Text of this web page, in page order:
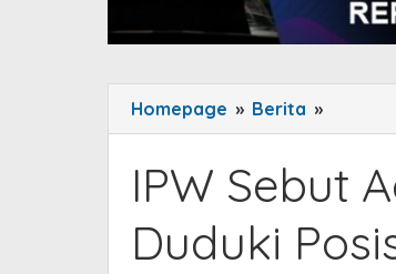
Homepage » Berita »
Sebut
Tiga
Pas
IPW Sebut
Duduki